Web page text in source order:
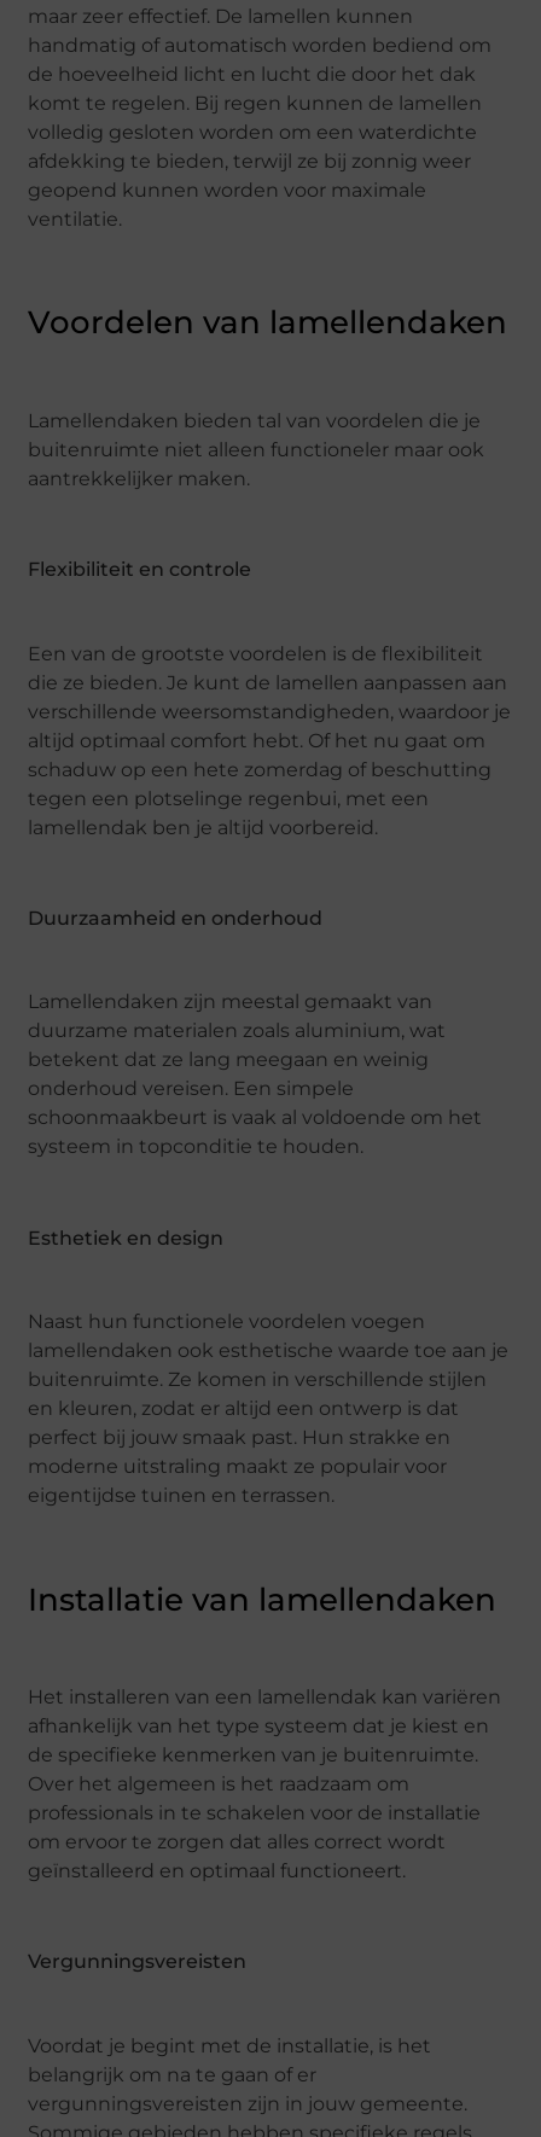
maar zeer effectief. De lamellen kunnen
handmatig of automatisch worden bediend om
de hoeveelheid licht en lucht die door het dak
komt te regelen. Bij regen kunnen de lamellen
volledig gesloten worden om een waterdichte
afdekking te bieden, terwijl ze bij zonnig weer
geopend kunnen worden voor maximale
ventilatie.
Voordelen van lamellendaken
Lamellendaken bieden tal van voordelen die je
buitenruimte niet alleen functioneler maar ook
aantrekkelijker maken.
Flexibiliteit en controle
Een van de grootste voordelen is de flexibiliteit
die ze bieden. Je kunt de lamellen aanpassen aan
verschillende weersomstandigheden, waardoor je
altijd optimaal comfort hebt. Of het nu gaat om
schaduw op een hete zomerdag of beschutting
tegen een plotselinge regenbui, met een
lamellendak ben je altijd voorbereid.
Duurzaamheid en onderhoud
Lamellendaken zijn meestal gemaakt van
duurzame materialen zoals aluminium, wat
betekent dat ze lang meegaan en weinig
onderhoud vereisen. Een simpele
schoonmaakbeurt is vaak al voldoende om het
systeem in topconditie te houden.
Esthetiek en design
Naast hun functionele voordelen voegen
lamellendaken ook esthetische waarde toe aan je
buitenruimte. Ze komen in verschillende stijlen
en kleuren, zodat er altijd een ontwerp is dat
perfect bij jouw smaak past. Hun strakke en
moderne uitstraling maakt ze populair voor
eigentijdse tuinen en terrassen.
Installatie van lamellendaken
Het installeren van een lamellendak kan variëren
afhankelijk van het type systeem dat je kiest en
de specifieke kenmerken van je buitenruimte.
Over het algemeen is het raadzaam om
professionals in te schakelen voor de installatie
om ervoor te zorgen dat alles correct wordt
geïnstalleerd en optimaal functioneert.
Vergunningsvereisten
Voordat je begint met de installatie, is het
belangrijk om na te gaan of er
vergunningsvereisten zijn in jouw gemeente.